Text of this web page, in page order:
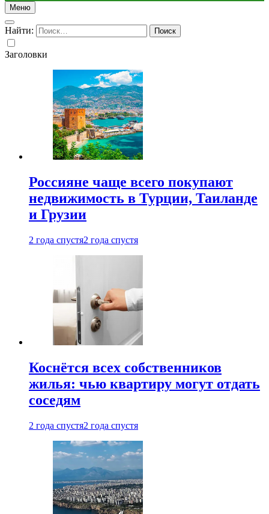
Меню
Найти:
Заголовки
Россияне чаще всего покупают
недвижимость в Турции, Таиланде
и Грузии
2 года спустя2 года спустя
Коснётся всех собственников
жилья: чью квартиру могут отдать
соседям
2 года спустя2 года спустя